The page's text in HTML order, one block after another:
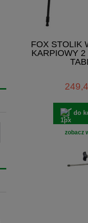
FOX STOLIK
KARPIOWY
do
zobacz